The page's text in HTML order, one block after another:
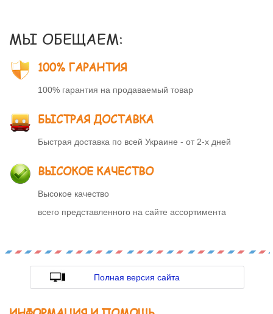
МЫ ОБЕЩАЕМ:
100% ГАРАНТИЯ
100% гарантия на продаваемый товар
БЫСТРАЯ ДОСТАВКА
Быстрая доставка по всей Украине - от 2-х дней
ВЫСОКОЕ КАЧЕСТВО
Высокое качество
всего представленного на сайте ассортимента
Полная версия сайта